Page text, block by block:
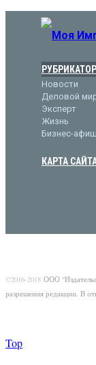
РУБРИКАТОР
Новости
Деловой
Эксперт
Жизнь
Бизнес-
КАРТА
©2016-2018 ООО
разрешения редакции. В
Top